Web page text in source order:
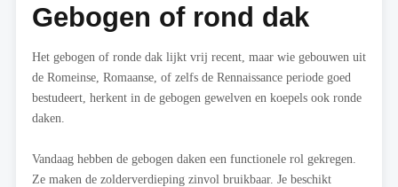
Gebogen of rond dak
Het gebogen of ronde dak lijkt vrij recent, maar wie gebouwen uit
de Romeinse, Romaanse, of zelfs de Rennaissance periode goed
bestudeert, herkent in de gebogen gewelven en koepels ook ronde
daken.
Vandaag hebben de gebogen daken een functionele rol gekregen.
Ze maken de zolderverdieping zinvol bruikbaar. Je beschikt